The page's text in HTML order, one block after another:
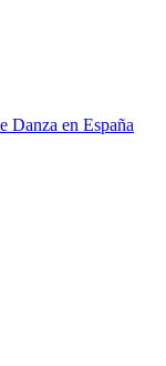
Danza en España